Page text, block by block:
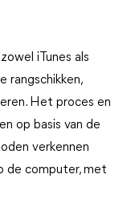
iTunes als
rangschikken,
Het proces en
op basis van de
verkennen
de computer, met